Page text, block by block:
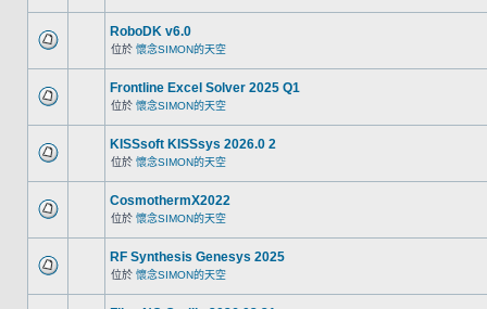
RoboDK v6.0
位於 懷念SIMON的天空
Frontline Excel Solver 2025 Q1
位於 懷念SIMON的天空
KISSsoft KISSsys 2026.0 2
位於 懷念SIMON的天空
CosmothermX2022
位於 懷念SIMON的天空
RF Synthesis Genesys 2025
位於 懷念SIMON的天空